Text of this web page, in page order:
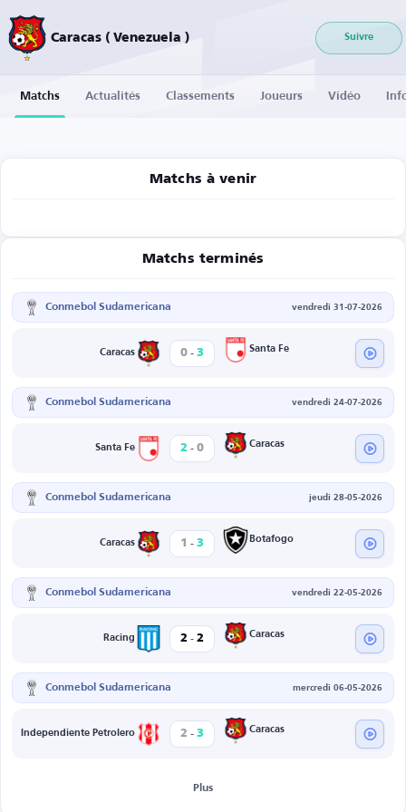
Caracas ( Venezuela ) Suivre
Matchs Actualités Classements Joueurs Vidéo
Matchs à venir
Matchs terminés
Conmebol Sudamericana vendredi 31-07-2026
Caracas 0 - 3 Santa Fe
Conmebol Sudamericana vendredi 24-07-2026
Santa Fe 2 - 0 Caracas
Conmebol Sudamericana jeudi 28-05-2026
Caracas 1 - 3 Botafogo
Conmebol Sudamericana vendredi 22-05-2026
Racing 2 - 2 Caracas
Conmebol Sudamericana mercredi 06-05-2026
Independiente Petrolero 2 - 3 Caracas
Plus